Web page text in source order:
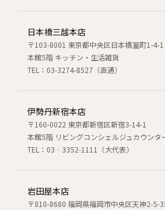
日本橋三越本店
〒103-8001 東京都中央区日本橋室町1-4-1
本館5階 キッチン・生活雑貨
TEL：03-3274-8527（直通）
伊勢丹新宿本店
〒160-0022 東京都新宿区新宿3-14-1
本館5階 リビングコンシェルジュカウンタ
TEL：03‐3352-1111（大代表）
岩田屋本店
〒810-8680 福岡県福岡市中央区天神2-5-